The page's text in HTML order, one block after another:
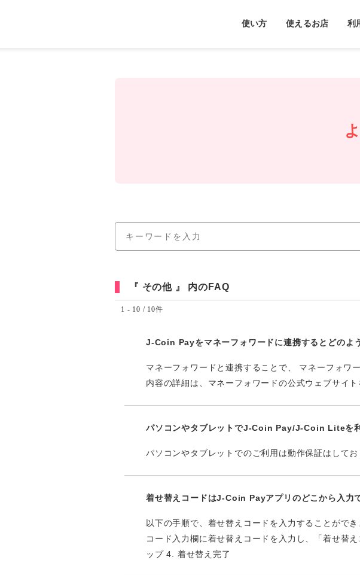
使い方 使えるお店 利
『 その他 』 内のFAQ
1 - 10 / 10件
J-Coin Payをマネーフォワードに連携するとどのよ
マネーフォワードと連携することで、 マネーフォワ
内容の詳細は、マネーフォワードの公式ウェブサイト
パソコンやタブレットでJ-Coin Pay/J-Coin Liteを利
パソコンやタブレットでのご利用は動作保証はして
着せ替えコードはJ-Coin Payアプリのどこから入力
以下の手順で、着せ替えコードを入力することがで
コード入力欄に着せ替えコードを入力し、「着せ替
ップ 4. 着せ替え完了